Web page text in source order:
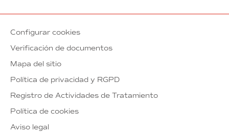
Configurar cookies
Verificación de documentos
Mapa del sitio
Política de privacidad y RGPD
Registro de Actividades de Tratamiento
Política de cookies
Aviso legal